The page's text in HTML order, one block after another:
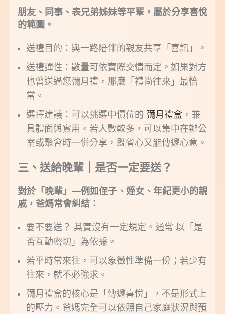
朋友、同事、表兄弟姊妹等平輩，屬於分享喜悅
的範圍。
送禮目的：與一路陪伴的親友共享「喜訊」。
送禮彈性：數量可依實際交情而定。如果對方
也曾送過您彌月禮，那麼「禮尚往來」最恰
當。
選擇建議：可以挑選中價位的 彌月禮盒 ，兼
具體面與實用。 若人數較多，可以集中在辦公
室或聚會時一併分享，既省心又能傳遞心意。
三、送給晚輩｜是否一定要送？
對於「晚輩」—例如侄子、姪女、年紀更小的親
戚，爸媽常會糾結：
要不要送？ 其實沒有一定規定。通常 以「是
否互動密切」為依據。
若平時常來往，可以象徵性準備一份；若少有
往來，就不必強求。
彌月禮盒的核心是「傳遞喜悅」，不是形式上
的壓力。爸媽完全可以依照自己家庭狀況與預